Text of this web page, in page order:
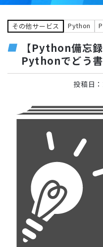
その他サービス Python
【Python備忘
Pythonでどう
投稿日：